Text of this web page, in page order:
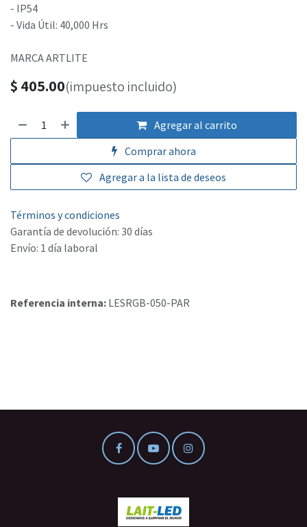
- IP54
- Vida Útil: 40,000 Hrs
MARCA ARTLITE
$ 405.00(impuesto incluido)
Agregar al carrito
Comprar ahora
Agregar a la lista de deseos
Términos y condiciones
Garantía de devolución: 30 días
Envío: 1 día laboral
Referencia interna: LESRGB-050-PAR